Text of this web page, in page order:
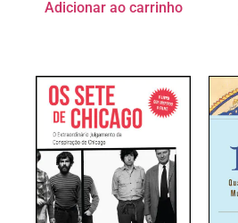
Adicionar ao carrinho